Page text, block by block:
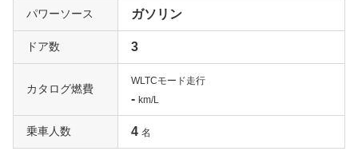
パワーソース ガソリン
ドア数 3
カタログ燃費
WLTCモード走行
- km/L
乗車人数 4 名